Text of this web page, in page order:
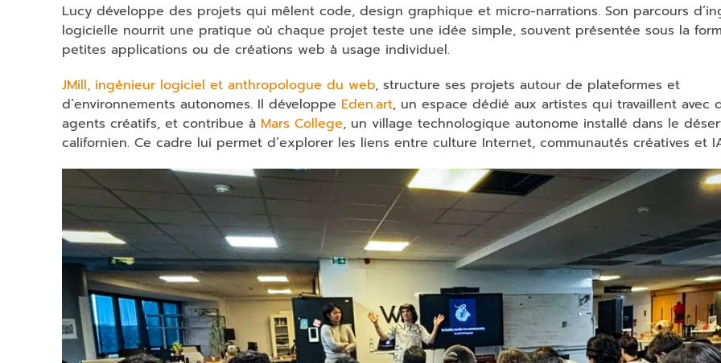
Lucy développe des projets qui mêlent code, design graphique et micro-narrations. Son parcours
logicielle nourrit une pratique où chaque projet teste une idée simple, souvent présentée sous la
petites applications ou de créations web à usage individuel.
JMill, ingénieur logiciel et anthropologue du web, structure ses projets autour de plateformes et
d’environnements autonomes. Il développe Eden.art, un espace dédié aux artistes qui travaillent avec
agents créatifs, et contribue à Mars College, un village technologique autonome installé dans le
californien. Ce cadre lui permet d’explorer les liens entre culture Internet, communautés créatives et